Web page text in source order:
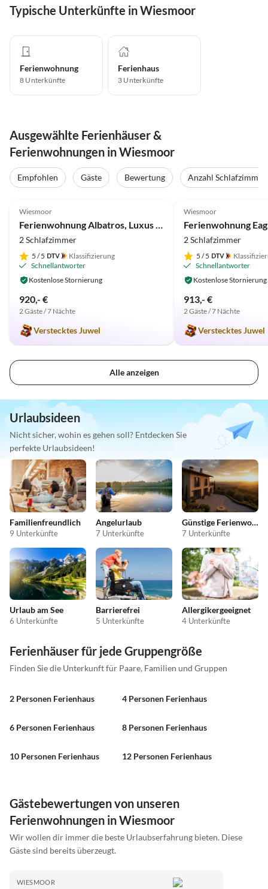
Typische Unterkünfte in Wiesmoor
Ferienwohnung
8 Unterkünfte
Ferienhaus
3 Unterkünfte
Ausgewählte Ferienhäuser &
Ferienwohnungen in Wiesmoor
Empfohlen Gäste Bewertung
Anzahl Schlafzimmer
Wiesmoor
2 Schlafzimmer
5 / 5
Klassifizierung
Schnellantworter
Kostenlose Stornierung
920,- €
2 Gäste / 7 Nächte
Verstecktes Juwel
Wiesmoor
2 Schlafzimmer
5 / 5
Schnellantworter
Kostenlose Stornierung
913,- €
2 Gäste / 7 Nächte
Verstecktes Juwel
Alle anzeigen
Urlaubsideen
Nicht sicher, wohin es gehen soll? Entdecken Sie
perfekte Urlaubsideen!
Familienfreundlich
9 Unterkünfte
Angelurlaub
7 Unterkünfte
Günstige Ferienwohnungen
7 Unterkünfte
Urlaub am See
6 Unterkünfte
Barrierefrei
5 Unterkünfte
Allergikergeeignet
4 Unterkünfte
Ferienhäuser für jede Gruppengröße
Finden Sie die Unterkunft für Paare, Familien und Gruppen
2 Personen Ferienhaus 4 Personen Ferienhaus
6 Personen Ferienhaus 8 Personen Ferienhaus
10 Personen Ferienhaus 12 Personen Ferienhaus
Gästebewertungen von unseren
Ferienwohnungen in Wiesmoor
Wir wollen dir immer die beste Urlaubserfahrung bieten. Diese
Gäste sind bereits überzeugt.
WIESMOOR